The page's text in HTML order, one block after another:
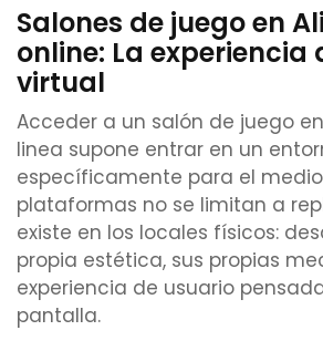
Salones de juego en
online: La experiencia
virtual
Acceder a un salón de juego
linea supone entrar en un
específicamente para el
plataformas no se limitan a
existe en los locales físicos:
propia estética, sus propias
experiencia de usuario
pantalla.